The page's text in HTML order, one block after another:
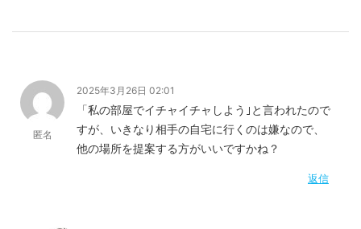
匿名
2025年3月26日 02:01
「私の部屋でイチャイチャしよう｣と言われたので
すが、いきなり相手の自宅に行くのは嫌なので、
他の場所を提案する方がいいですかね？
返信